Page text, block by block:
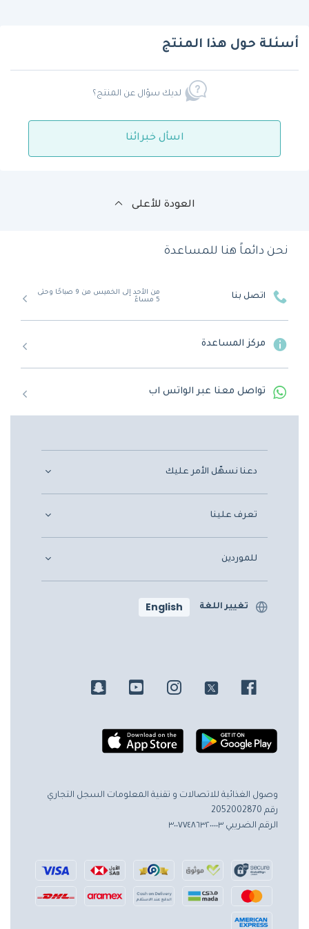
أسئلة حول هذا المنتج
لديك سؤال عن المنتج؟
اسأل خبرائنا
العودة للأعلى
نحن دائماً هنا للمساعدة
اتصل بنا
من الأحد إلى الخميس من 9 صباحًا وحتى
5 مساءً
مركز المساعدة
تواصل معنا عبر الواتس اب
دعنا نسهّل الأمر عليك
تعرف علينا
للموردين
تغيير اللغة English
وصول الغذائية للاتصالات و تقنية المعلومات السجل التجاري
رقم 2052002870
الرقم الضريبي ٣٠٠٧٧٤٨٦٣٢٠٠٠٠٣